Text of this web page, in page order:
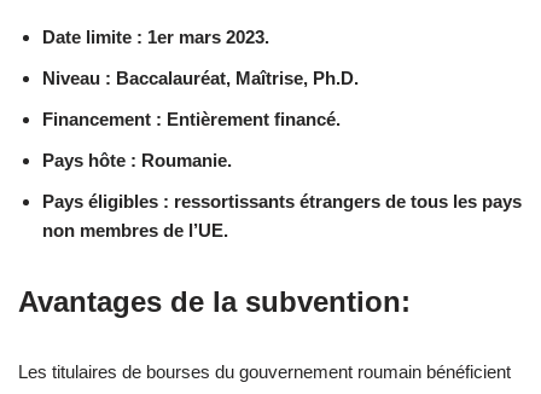
Date limite : 1er mars 2023.
Niveau : Baccalauréat, Maîtrise, Ph.D.
Financement : Entièrement financé.
Pays hôte : Roumanie.
Pays éligibles : ressortissants étrangers de tous les pays
non membres de l’UE.
Avantages de la subvention:
Les titulaires de bourses du gouvernement roumain bénéficient